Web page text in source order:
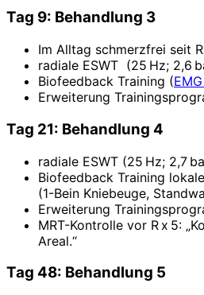
Tag 9: Behandlung 3
Im Alltag schmerzfrei seit
radiale ESWT (25 Hz; 2,6
Biofeedback Training (
Erweiterung
Tag 21: Behandlung 4
radiale ESWT (25 Hz; 2,7
Biofeedback Training
(1-Bein Kniebeuge,
Erweiterung
MRT-Kontrolle vor R x 5:
Areal.“
Tag 48: Behandlung 5